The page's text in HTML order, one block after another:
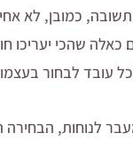
כמובן, לא
כאלה שהכי יעריכו
עובד לבחור
לנוחות, הבחירה